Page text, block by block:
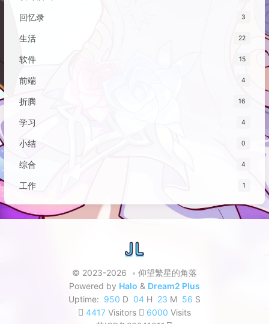
回忆录 3
生活 22
软件 15
前端 4
折腾 16
学习 4
小结 0
综合 4
工作 1
© 2023-2026
仰望繁星的角落
Powered by Halo & Dream2 Plus
Uptime: 950 D 04 H 23 M 56 S
4417 Visitors 6000 Visits